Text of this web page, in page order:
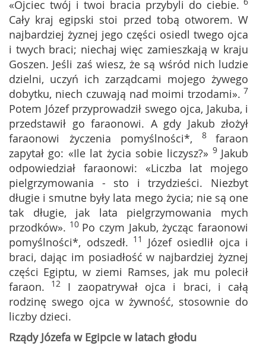
«Ojciec twój i twoi bracia przybyli do ciebie.
Cały kraj egipski stoi przed tobą otworem. W
najbardziej żyznej jego części osiedl twego ojca
i twych braci; niechaj więc zamieszkają w kraju
Goszen. Jeśli zaś wiesz, że są wśród nich ludzie
dzielni, uczyń ich zarządcami mojego żywego
dobytku, niech czuwają nad moimi trzodami». 7
Potem Józef przyprowadził swego ojca, Jakuba, i
przedstawił go faraonowi. A gdy Jakub złożył
faraonowi życzenia pomyślności*, 8 faraon
zapytał go: «Ile lat życia sobie liczysz?» 9 Jakub
odpowiedział faraonowi: «Liczba lat mojego
pielgrzymowania - sto i trzydzieści. Niezbyt
długie i smutne były lata mego życia; nie są one
tak długie, jak lata pielgrzymowania mych
przodków». 10 Po czym Jakub, życząc faraonowi
pomyślności*, odszedł. 11 Józef osiedlił ojca i
braci, dając im posiadłość w najbardziej żyznej
części Egiptu, w ziemi Ramses, jak mu polecił
faraon. 12 I zaopatrywał ojca i braci, i całą
rodzinę swego ojca w żywność, stosownie do
liczby dzieci.
Rządy Józefa w Egipcie w latach głodu